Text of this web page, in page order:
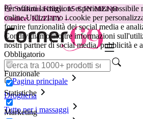
Per offrirti la migliore esperienza possibile
online.Utilizziamo i cookie per
fornire funzionalità dei social media e
Condividiamo inoltre informazioni
nostri partner di social media, pubblicità e
Obbligatorio
Funzionale
Statistiche
Marketing
😽Svakom Klitty: 15 € IN MENO
Codice: KLITTY →
Pagina principale
Drogheria
Tutto per i massaggi